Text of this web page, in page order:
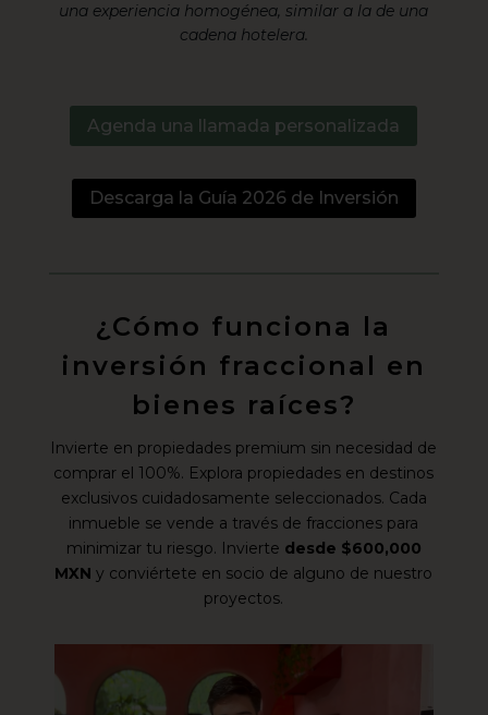
una experiencia homogénea, similar a la de una
cadena hotelera.
Agenda una llamada personalizada
Descarga la Guía 2026 de Inversión
¿Cómo funciona la
inversión fraccional en
bienes raíces?
Invierte en propiedades premium sin necesidad de
comprar el 100%. Explora propiedades en destinos
exclusivos cuidadosamente seleccionados. Cada
inmueble se vende a través de fracciones para
minimizar tu riesgo. Invierte desde $600,000
MXN y conviértete en socio de alguno de nuestro
proyectos.